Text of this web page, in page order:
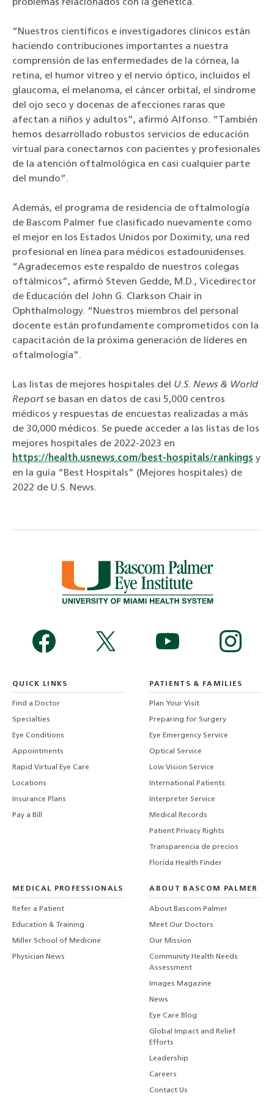
problemas relacionados con la genética.
“ Nuestros científicos e investigadores clínicos están
haciendo contribuciones importantes a nuestra
comprensión de las enfermedades de la córnea, la
retina, el humor vítreo y el nervio óptico, incluidos el
glaucoma, el melanoma, el cáncer orbital, el síndrome
del ojo seco y docenas de afecciones raras que
afectan a niños y adultos”, afirmó Alfonso. “También
hemos desarrollado robustos servicios de educación
virtual para conectarnos con pacientes y profesionales
de la atención oftalmológica en casi cualquier parte
del mundo”.
Además, el programa de residencia de oftalmología
de Bascom Palmer fue clasificado nuevamente como
el mejor en los Estados Unidos por Doximity, una red
profesional en línea para médicos estadounidenses.
“Agradecemos este respaldo de nuestros colegas
oftálmicos”, afirmó Steven Gedde, M.D., Vicedirector
de Educación del John G. Clarkson Chair in
Ophthalmology. “Nuestros miembros del personal
docente están profundamente comprometidos con la
capacitación de la próxima generación de líderes en
oftalmología”.
Las listas de mejores hospitales del U.S. News & World
Reportse basan en datos de casi 5,000 centros
médicos y respuestas de encuestas realizadas a más
de 30,000 médicos. Se puede acceder a las listas de los
mejores hospitales de 2022-2023 en
https://health.usnews.com/best-hospitals/rankings y
en la guía “Best Hospitals” (Mejores hospitales) de
2022 de U.S. News.
QUICK LINKS
Find a Doctor
Specialties
Eye Conditions
Appointments
Rapid Virtual Eye Care
Locations
Insurance Plans
Pay a Bill
PATIENTS & FAMILIES
Plan Your Visit
Preparing for Surgery
Eye Emergency Service
Optical Service
Low Vision Service
International Patients
Interpreter Service
Medical Records
Patient Privacy Rights
Transparencia de precios
Florida Health Finder
MEDICAL PROFESSIONALS
Refer a Patient
Education & Training
Miller School of Medicine
Physician News
ABOUT BASCOM PALMER
About Bascom Palmer
Meet Our Doctors
Our Mission
Community Health Needs
Assessment
Images Magazine
News
Eye Care Blog
Global Impact and Relief
Efforts
Leadership
Careers
Contact Us